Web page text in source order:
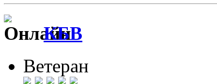
КБВ
Ветеран